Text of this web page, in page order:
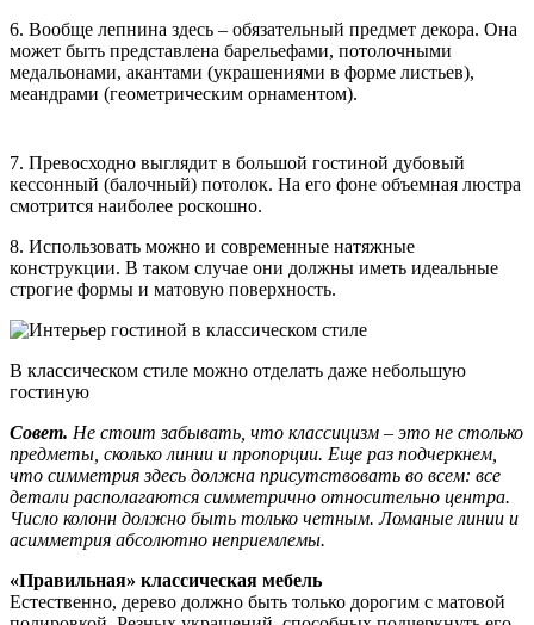
6. Вообще лепнина здесь – обязательный предмет декора. Она
может быть представлена барельефами, потолочными
медальонами, акантами (украшениями в форме листьев),
меандрами (геометрическим орнаментом).
7. Превосходно выглядит в большой гостиной дубовый
кессонный (балочный) потолок. На его фоне объемная люстра
смотрится наиболее роскошно.
8. Использовать можно и современные натяжные
конструкции. В таком случае они должны иметь идеальные
строгие формы и матовую поверхность.
В классическом стиле можно отделать даже небольшую
гостиную
Совет. Не стоит забывать, что классицизм – это не столько
предметы, сколько линии и пропорции. Еще раз подчеркнем,
что симметрия здесь должна присутствовать во всем: все
детали располагаются симметрично относительно центра.
Число колонн должно быть только четным. Ломаные линии и
асимметрия абсолютно неприемлемы.
«Правильная» классическая мебель
Естественно, дерево должно быть только дорогим с матовой